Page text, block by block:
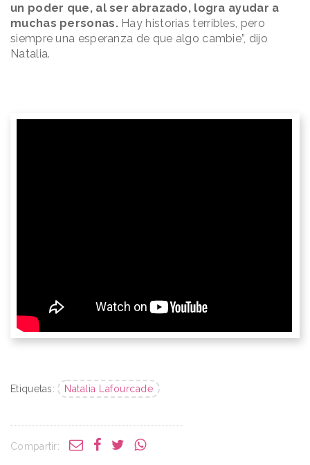
un poder que, al ser abrazado, logra ayudar a
muchas personas.Hay historias terribles, pero
siempre una esperanza de que algo cambie”, dijo
Natalia.
Etiquetas: Natalia Lafourcade
Compartir: